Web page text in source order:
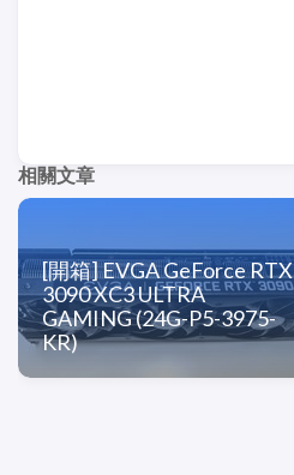
相關文章
[開箱] EVGA GeForce RTX
3090 XC3 ULTRA
GAMING (24G-P5-3975-
KR)